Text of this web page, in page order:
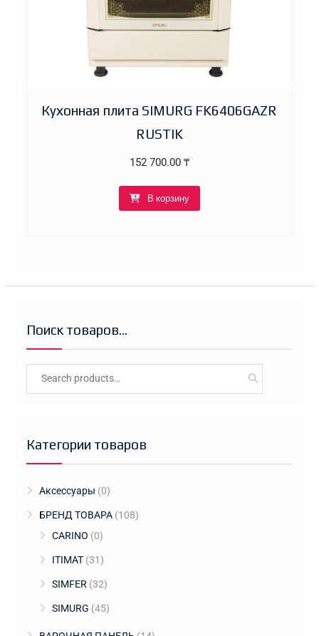
Кухонная плита SIMURG FK6406GAZR
RUSTIK
152 700.00 ₸
В корзину
Поиск товаров…
Категории товаров
Аксессуары (0)
БРЕНД ТОВАРА (108)
CARINO (0)
ITIMAT (31)
SIMFER (32)
SIMURG (45)